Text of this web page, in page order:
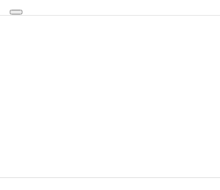
Toggle
du Livre